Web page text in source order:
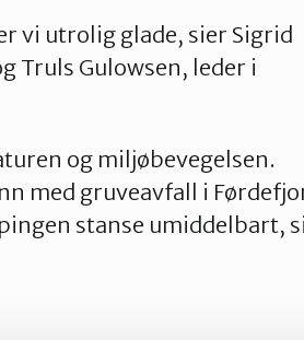
vi utrolig glade, sier Sigrid
Truls Gulowsen, leder i
og miljøbevegelsen.
med gruveavfall i
stanse umiddelbart,